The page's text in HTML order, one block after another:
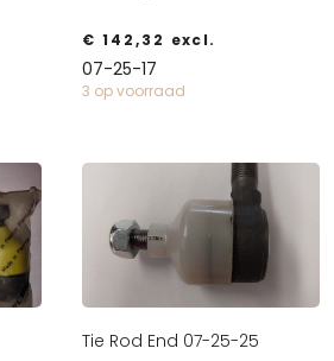
€ 142,32 excl.
07-25-17
3 op voorraad
Tie Rod End 07-25-25